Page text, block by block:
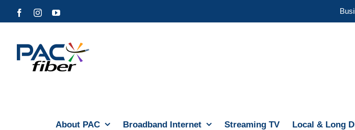
to
FacebookInstagramYouTube
About PAC Broadband Internet Streaming TV Local & Long